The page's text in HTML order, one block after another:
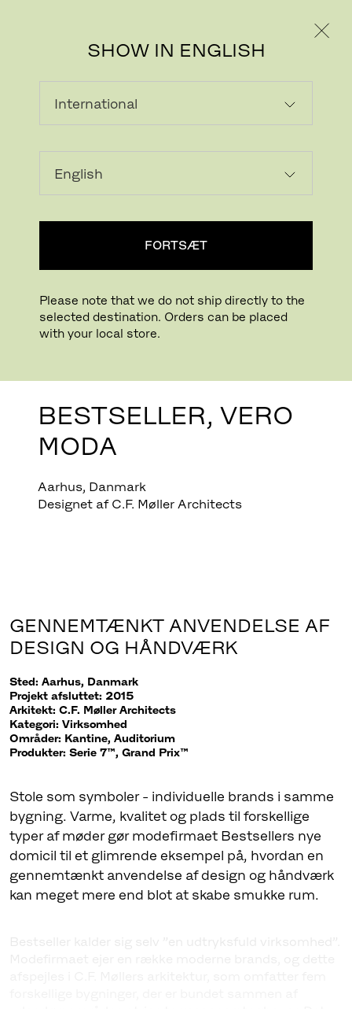
SHOW IN ENGLISH
FORTSÆT
Please note that we do not ship directly to the
selected destination. Orders can be placed
with your local store.
BESTSELLER, VERO
MODA
Aarhus, Danmark
Designet af C.F. Møller Architects
GENNEMTÆNKT ANVENDELSE AF
DESIGN OG HÅNDVÆRK
Sted: Aarhus, Danmark
Projekt afsluttet: 2015
Arkitekt: C.F. Møller Architects
Kategori: Virksomhed
Områder: Kantine, Auditorium
Produkter: Serie 7™, Grand Prix™
Stole som symboler - individuelle brands i samme
bygning. Varme, kvalitet og plads til forskellige
typer af møder gør modefirmaet Bestsellers nye
domicil til et glimrende eksempel på, hvordan en
gennemtænkt anvendelse af design og håndværk
kan meget mere end blot at skabe smukke rum.